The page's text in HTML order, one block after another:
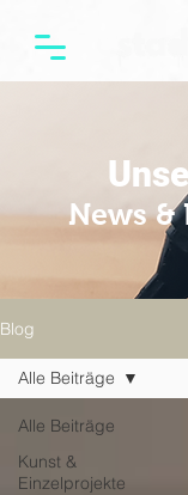
News &
Blog
Alle Beiträge
Kunst &
Einzelprojekte
Alle Beiträge